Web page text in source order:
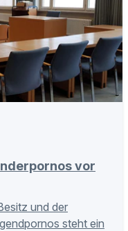
vor
und der
steht ein